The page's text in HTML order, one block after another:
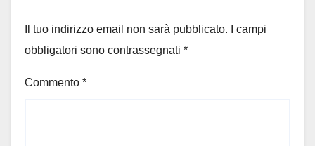
Il tuo indirizzo email non sarà pubblicato.
I campi
obbligatori sono contrassegnati *
Commento *